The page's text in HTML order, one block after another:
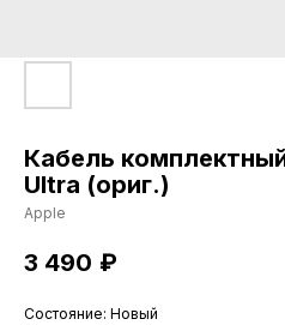
Кабель
Ultra (ориг.)
Apple
3 490 ₽
Состояние: Новый